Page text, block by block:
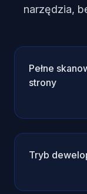
narzędzia,
Pełne
strony
Tryb